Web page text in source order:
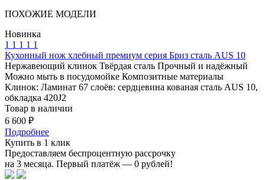
ПОХОЖИЕ МОДЕЛИ
Новинка
1 1 1 1 1
Кухонный нож хлебный премиум серия Бриз сталь AUS 10
Нержавеющий клинок Твёрдая сталь Прочный и надёжный
Можно мыть в посудомойке Композитные материалы
Клинок: Ламинат 67 слоёв: сердцевина кованая сталь AUS 10,
обкладка 420J2
Товар в наличии
6 600 ₽
Подробнее
Купить в 1 клик
Предоставляем беспроцентную рассрочку
на 3 месяца. Первый платёж — 0 рублей!